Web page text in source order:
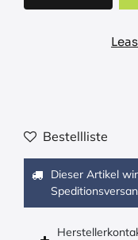
Bestellliste
Dieser Artikel